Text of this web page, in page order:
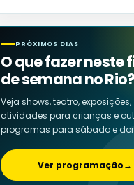
PRÓXIMOS DIAS
O que fazer neste
de semana no Rio?
Veja shows, teatro, exposições,
atividades para crianças e
programas para sábado e
Ver programação→